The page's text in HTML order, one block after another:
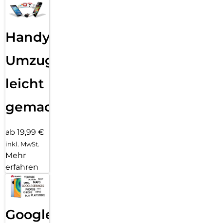
Handy
Umzug
leicht
gemacht!
ab 19,99 €
inkl. MwSt.
Mehr
erfahren
Google